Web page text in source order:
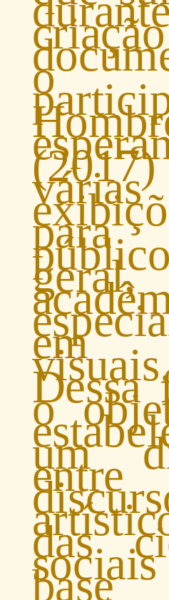
o
(2017)
várias
geral,
em
Dessa
o
um
das